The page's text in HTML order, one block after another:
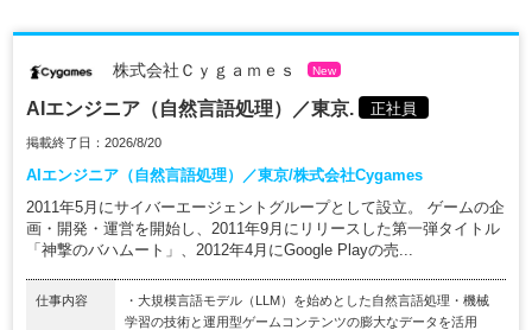
株式会社Ｃｙｇａｍｅｓ New
AIエンジニア（自然言語処理）／東京. 正社員
掲載終了日：2026/8/20
AIエンジニア（自然言語処理）／東京/株式会社Cygames
2011年5月にサイバーエージェントグループとして設立。 ゲームの企
画・開発・運営を開始し、2011年9月にリリースした第一弾タイトル
「神撃のバハムート」、2012年4月にGoogle Playの売...
仕事内容
・大規模言語モデル（LLM）を始めとした自然言語処理・機械
学習の技術と運用型ゲームコンテンツの膨大なデータを活用